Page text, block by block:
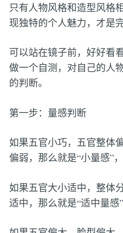
只有人物风格和造型风格
现独特的个人魅力，才是
可以站在镜子前，好好看
做一个自测，对自己的人
的判断。
第一步：量感判断
如果五官小巧，五官整体
偏弱，那么就是“小量感”
如果五官大小适中，整体
适中，那么就是“适中量感